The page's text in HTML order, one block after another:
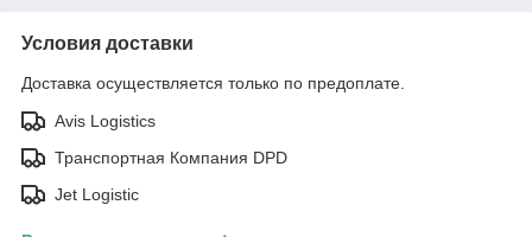
Условия доставки
Доставка осуществляется только по предоплате.
Avis Logistics
Транспортная Компания DPD
Jet Logistic